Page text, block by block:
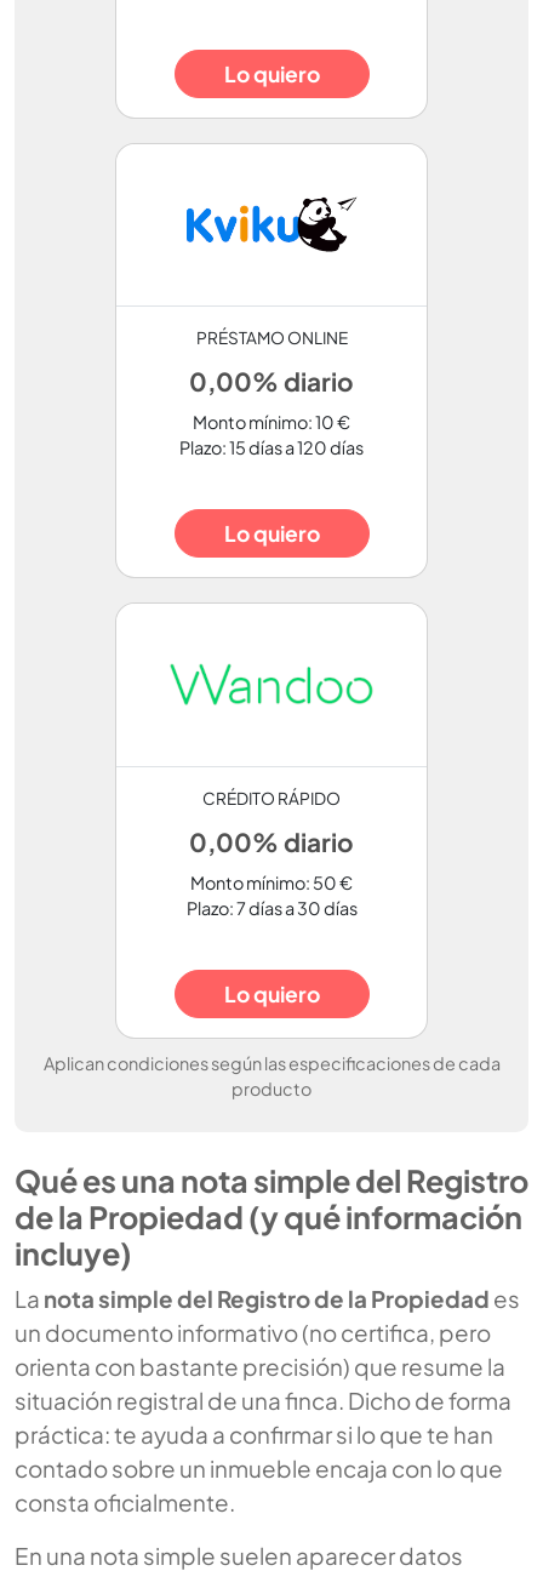
Lo quiero
PRÉSTAMO ONLINE
0,00% diario
Monto mínimo: 10 €
Plazo: 15 días a 120 días
Lo quiero
CRÉDITO RÁPIDO
0,00% diario
Monto mínimo: 50 €
Plazo: 7 días a 30 días
Lo quiero
Aplican condiciones según las especificaciones de cada
producto
Qué es una nota simple del Registro
de la Propiedad (y qué información
incluye)
La nota simple del Registro de la Propiedad es
un documento informativo (no certifica, pero
orienta con bastante precisión) que resume la
situación registral de una finca. Dicho de forma
práctica: te ayuda a confirmar si lo que te han
contado sobre un inmueble encaja con lo que
consta oficialmente.
En una nota simple suelen aparecer datos